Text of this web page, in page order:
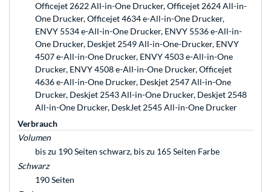
Officejet 2622 All-in-One Drucker, Officejet 2624 All-in-
One Drucker, Officejet 4634 e-All-in-One Drucker,
ENVY 5534 e-All-in-One Drucker, ENVY 5536 e-All-in-
One Drucker, Deskjet 2549 All-in-One-Drucker, ENVY
4507 e-All-in-One Drucker, ENVY 4503 e-All-in-One
Drucker, ENVY 4508 e-All-in-One Drucker, Officejet
4636 e-All-in-One Drucker, Deskjet 2547 All-in-One
Drucker, Deskjet 2543 All-in-One Drucker, Deskjet 2548
All-in-One Drucker, DeskJet 2545 All-in-One Drucker
Verbrauch
Volumen
bis zu 190 Seiten schwarz, bis zu 165 Seiten Farbe
Schwarz
190 Seiten